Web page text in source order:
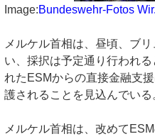
Image:Bundeswehr-Fotos
メルケル首相は、昼頃、ブ
い、採択は予定通り行われ
れたESMからの直接金融支
護されることを見込んでいる
メルケル首相は、改めて